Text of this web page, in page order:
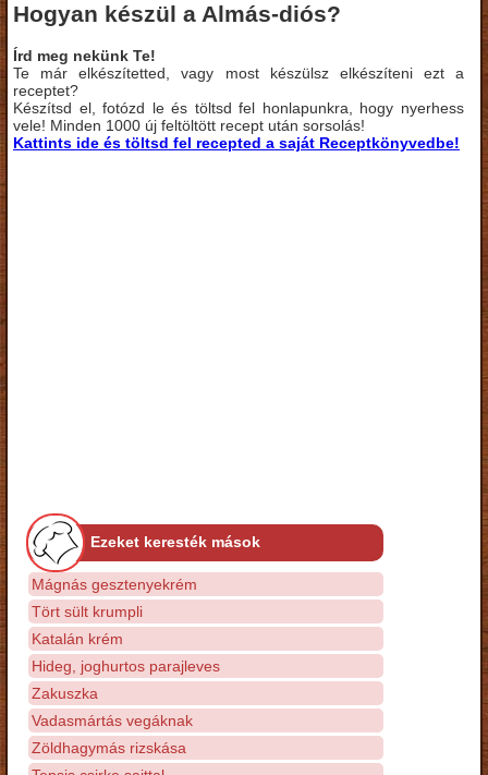
Hogyan készül a Almás-diós?
Írd meg nekünk Te!
Te már elkészítetted, vagy most készülsz elkészíteni ezt a
receptet?
Készítsd el, fotózd le és töltsd fel honlapunkra, hogy nyerhess
vele! Minden 1000 új feltöltött recept után sorsolás!
Kattints ide és töltsd fel recepted a saját Receptkönyvedbe!
Ezeket keresték mások
Mágnás gesztenyekrém
Tört sült krumpli
Katalán krém
Hideg, joghurtos parajleves
Zakuszka
Vadasmártás vegáknak
Zöldhagymás rizskása